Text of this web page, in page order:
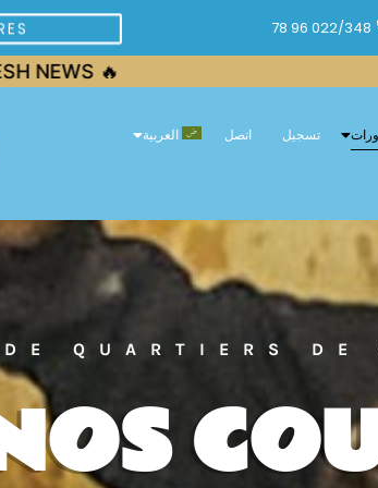
022/348 96 78
تسجيل اتصل العربية
QUARTIERS DE